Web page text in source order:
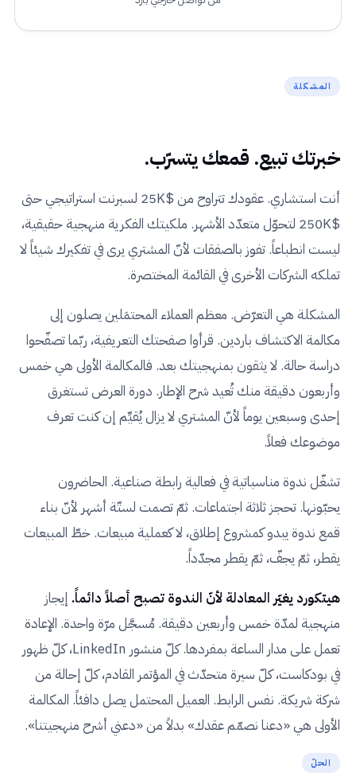
المشكلة
خبرتك تبيع. قمعك يتسرّب.
أنت استشاري. عقودك تتراوح من $25K لسبرنت استراتيجي حتى
$250K لتحوّل متعدّد الأشهر. ملكيتك الفكرية منهجية حقيقية،
ليست انطباعاً. تفوز بالصفقات لأنّ المشتري يرى في تفكيرك شيئاً لا
تملكه الشركات الأخرى في القائمة المختصرة.
المشكلة هي التعرّض. معظم العملاء المحتمَلين يصلون إلى
مكالمة الاكتشاف باردين. قرأوا صفحتك التعريفية، ربّما تصفّحوا
دراسة حالة. لا يثقون بمنهجيتك بعد. فالمكالمة الأولى هي خمس
وأربعون دقيقة منك تُعيد شرح الإطار. دورة العرض تستغرق
إحدى وسبعين يوماً لأنّ المشتري لا يزال يُقيِّم إن كنت تعرف
موضوعك فعلاً.
تشغّل ندوة مناسباتية في فعالية رابطة صناعية. الحاضرون
يحبّونها. تحجز ثلاثة اجتماعات. ثمّ تصمت لستّة أشهر لأنّ بناء
قمع ندوة يبدو كمشروع إطلاق، لا كعملية مبيعات. خطّ المبيعات
يقطر، ثمّ يجفّ، ثمّ يقطر مجدّداً.
هيتكورد يغيّر المعادلة لأنّ الندوة تصبح أصلاً دائماً. إيجاز
منهجية لمدّة خمس وأربعين دقيقة. مُسجَّل مرّة واحدة. الإعادة
تعمل على مدار الساعة بمفردها. كلّ منشور LinkedIn، كلّ ظهور
في بودكاست، كلّ سيرة متحدّث في المؤتمر القادم، كلّ إحالة من
شركة شريكة. نفس الرابط. العميل المحتمل يصل دافئاً. المكالمة
الأولى هي «دعنا نصمّم عقدك» بدلاً من «دعني أشرح منهجيتنا».
الحلّ